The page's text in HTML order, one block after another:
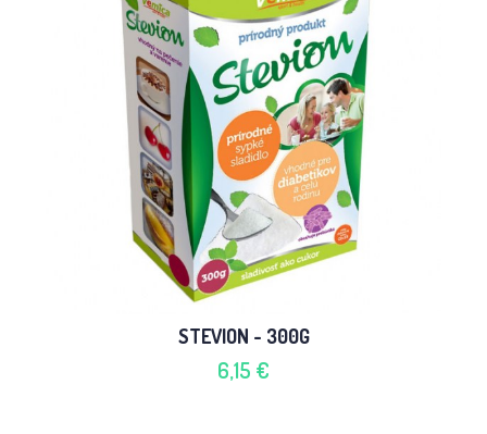
STEVION - 300G
6,15 €